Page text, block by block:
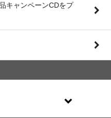
キャンペーンCDをプ